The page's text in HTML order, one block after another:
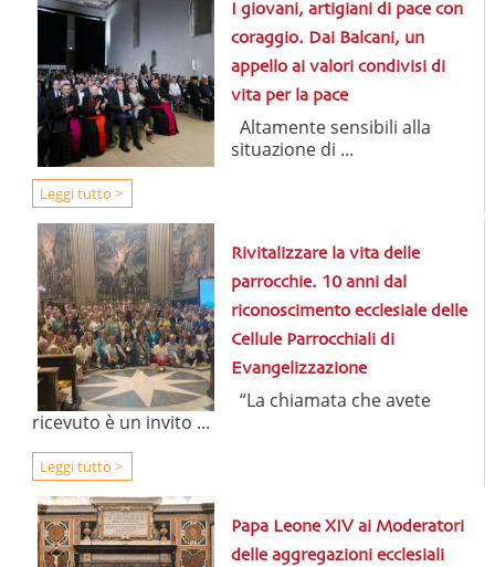
I giovani, artigiani di pace con
coraggio. Dai Balcani, un
appello ai valori condivisi di
vita per la pace
Altamente sensibili alla
situazione di ...
Leggi tutto >
Rivitalizzare la vita delle
parrocchie. 10 anni dal
riconoscimento ecclesiale delle
Cellule Parrocchiali di
Evangelizzazione
“La chiamata che avete
ricevuto è un invito ...
Leggi tutto >
Papa Leone XIV ai Moderatori
delle aggregazioni ecclesiali